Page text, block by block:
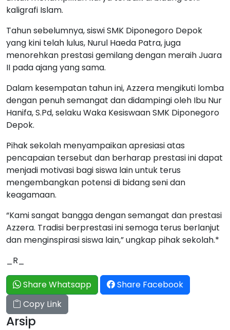
kaligrafi Islam.
Tahun sebelumnya, siswi SMK Diponegoro Depok
yang kini telah lulus, Nurul Haeda Patra, juga
menorehkan prestasi gemilang dengan meraih Juara
II pada ajang yang sama.
Dalam kesempatan tahun ini, Azzera mengikuti lomba
dengan penuh semangat dan didampingi oleh Ibu Nur
Hanifa, S.Pd, selaku Waka Kesiswaan SMK Diponegoro
Depok.
Pihak sekolah menyampaikan apresiasi atas
pencapaian tersebut dan berharap prestasi ini dapat
menjadi motivasi bagi siswa lain untuk terus
mengembangkan potensi di bidang seni dan
keagamaan.
“Kami sangat bangga dengan semangat dan prestasi
Azzera. Tradisi berprestasi ini semoga terus berlanjut
dan menginspirasi siswa lain,” ungkap pihak sekolah.*
_R_
Share Whatsapp
Share Facebook
Copy Link
Arsip